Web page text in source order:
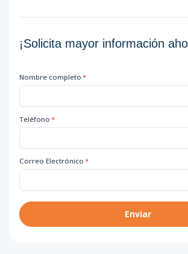
¡Solicita mayor información
Nombre completo *
Teléfono *
Correo Electrónico *
Enviar